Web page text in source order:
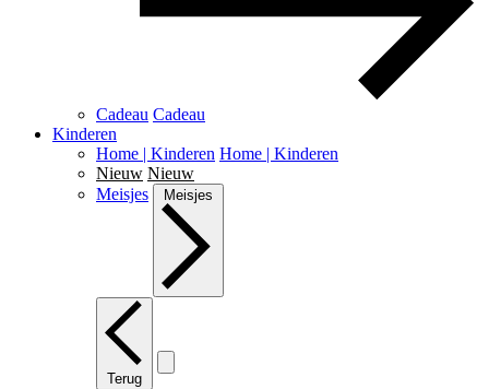
Cadeau Cadeau
Kinderen
Home | Kinderen Home | Kinderen
Nieuw Nieuw
Meisjes
Meisjes
Terug